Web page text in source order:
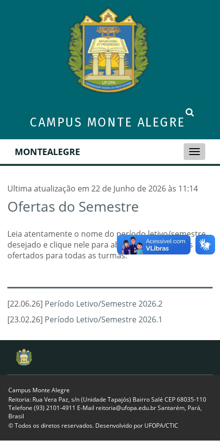
CAMPUS MONTE ALEGRE
Toggle
MONTEALEGRE
Ultima atualização em 22 de Junho de 2026 às 11:14
Ofertas do Semestre
Leia atentamente o nome do período letivo/semestre
desejado e clique nele para abrir os componentes
ofertados para todas as turmas:
[22.06.26] Período Letivo/Semestre 2026.2
[23.02.26] Período Letivo/Semestre 2026.1
Campus Monte Alegre
Reitoria: Rua Vera Paz, s/n (Unidade Tapajós) Bairro Salé CEP 68035-110
Telefone (93) 2101-4911 E-Mail reitoria@ufopa.edu.br Santarém, Pará,
Brasil
© Todos os diretos reservados. Desenvolvido por UFOPA/CTIC